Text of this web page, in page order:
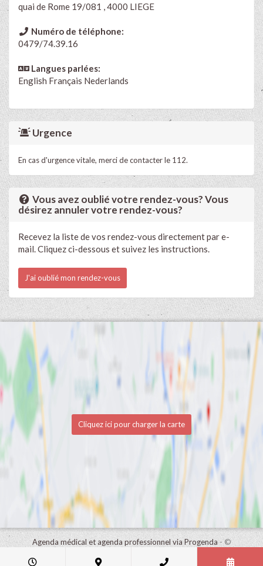
quai de Rome 19/081 , 4000 LIEGE
Numéro de téléphone:
0479/74.39.16
Langues parlées:
English Français Nederlands
Urgence
En cas d'urgence vitale, merci de contacter le 112.
Vous avez oublié votre rendez-vous? Vous
désirez annuler votre rendez-vous?
Recevez la liste de vos rendez-vous directement par e-
mail. Cliquez ci-dessous et suivez les instructions.
J'ai oublié mon rendez-vous
Cliquez ici pour charger la carte
Agenda médical et agenda professionnel via Progenda- ©